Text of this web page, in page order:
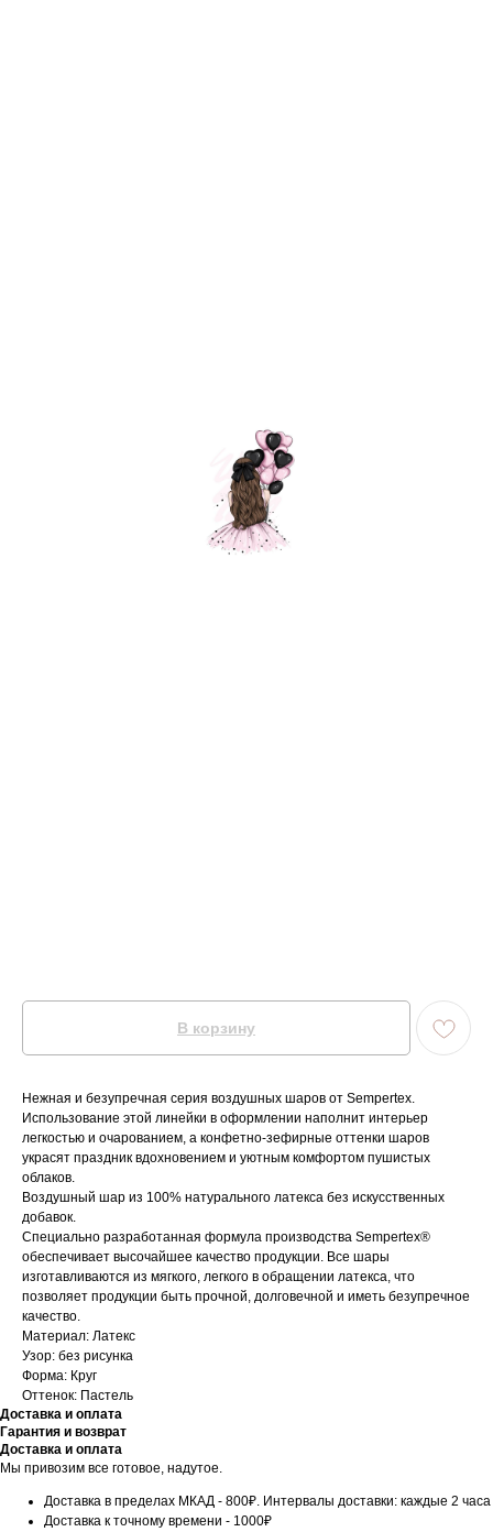
В корзину
Нежная и безупречная серия воздушных шаров от Sempertex.
Использование этой линейки в оформлении наполнит интерьер
легкостью и очарованием, а конфетно-зефирные оттенки шаров
украсят праздник вдохновением и уютным комфортом пушистых
облаков.
Воздушный шар из 100% натурального латекса без искусственных
добавок.
Специально разработанная формула производства Sempertex®
обеспечивает высочайшее качество продукции. Все шары
изготавливаются из мягкого, легкого в обращении латекса, что
позволяет продукции быть прочной, долговечной и иметь безупречное
качество.
Материал: Латекс
Узор: без рисунка
Форма: Круг
Оттенок: Пастель
Доставка и оплата
Гарантия и возврат
Доставка и оплата
Мы привозим все готовое, надутое.
Доставка в пределах МКАД - 800₽. Интервалы доставки: каждые 2 часа
Доставка к точному времени - 1000₽